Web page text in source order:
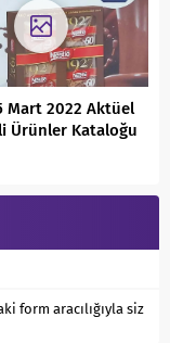
Mart 2022 Aktüel
Ürünler Kataloğu
form aracılığıyla siz